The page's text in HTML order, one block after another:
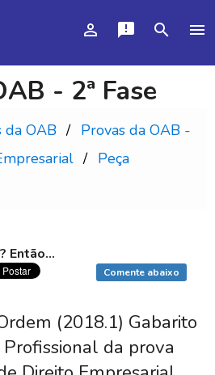
person_outline announcement search menu
- 2ª Fase
da OAB
Provas da OAB -
Peça
Então...
Comente abaixo
(2018.1) Gabarito
da prova